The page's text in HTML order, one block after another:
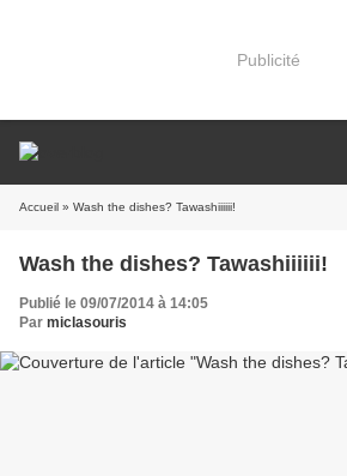
Publicité
Accueil » Wash the dishes? Tawashiiiiii!
Wash the dishes? Tawashiiiiii!
Publié le 09/07/2014 à 14:05
Par miclasouris